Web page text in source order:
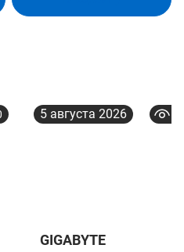
5 августа 2026
GIGABYTE